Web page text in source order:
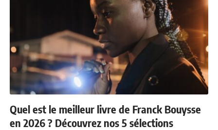
Quel est le meilleur livre de Franck Bouysse
en 2026 ? Découvrez nos 5 sélections